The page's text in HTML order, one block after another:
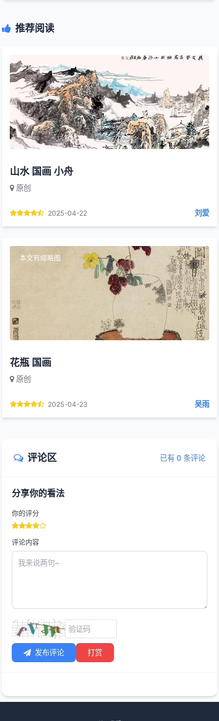
推荐阅读
本文有缩略图
山水 国画 小舟
原创
2025-04-22 刘爱
本文有缩略图
花瓶 国画
原创
2025-04-23 吴雨
评论区 已有 0 条评论
分享你的看法
你的评分
评论内容
发布评论 打赏